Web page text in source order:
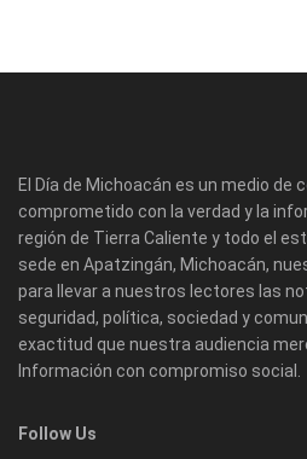
El Día de Michoacán es un medio de
comprometido con la verdad y la
región de Tierra Caliente y todo el
sede en Apatzingán, Michoacán,
para llevar a nuestros lectores las
seguridad, política, sociedad y
exactitud que nuestra audiencia
Información con compromiso social.
Follow Us